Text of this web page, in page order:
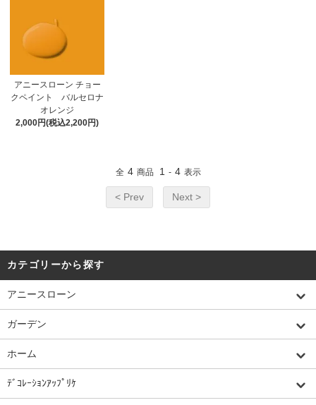
アニースローン チョー
クペイント バルセロナ
オレンジ
2,000円(税込2,200円)
全 4 商品 1 - 4 表示
< Prev Next >
カテゴリーから探す
アニースローン
ガーデン
ホーム
ﾃﾞｺﾚｰｼｮﾝｱｯﾌﾟﾘｹ